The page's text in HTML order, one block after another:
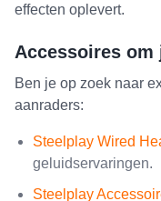
effecten oplevert.
Accessoires om
Ben je op zoek naar
aanraders:
Steelplay Wired
geluidservaringen.
Steelplay